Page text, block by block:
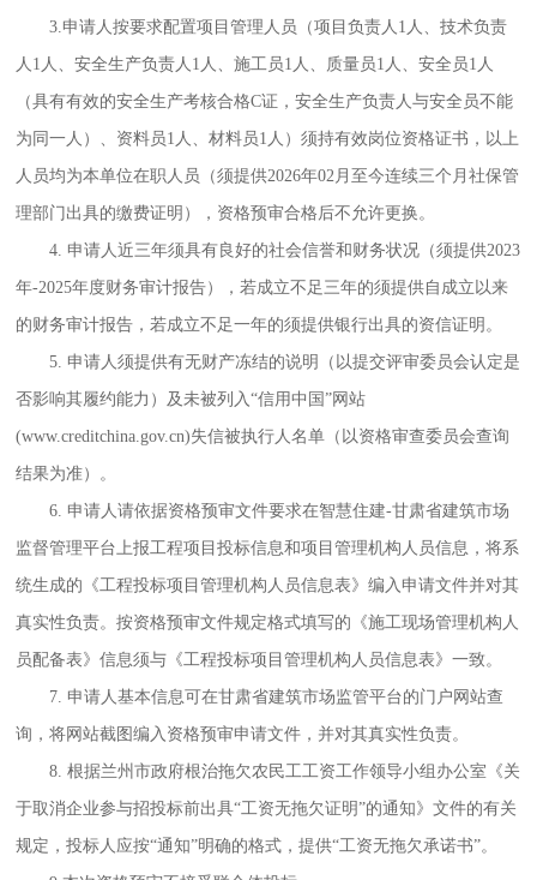
3.申请人按要求配置项目管理人员（项目负责人1人、技术负责
人1人、安全生产负责人1人、施工员1人、质量员1人、安全员1人
（具有有效的安全生产考核合格C证，安全生产负责人与安全员不能
为同一人）、资料员1人、材料员1人）须持有效岗位资格证书，以上
人员均为本单位在职人员（须提供2026年02月至今连续三个月社保管
理部门出具的缴费证明），资格预审合格后不允许更换。
4. 申请人近三年须具有良好的社会信誉和财务状况（须提供2023
年-2025年度财务审计报告），若成立不足三年的须提供自成立以来
的财务审计报告，若成立不足一年的须提供银行出具的资信证明。
5. 申请人须提供有无财产冻结的说明（以提交评审委员会认定是
否影响其履约能力）及未被列入“信用中国”网站
(www.creditchina.gov.cn)失信被执行人名单（以资格审查委员会查询
结果为准）。
6. 申请人请依据资格预审文件要求在智慧住建-甘肃省建筑市场
监督管理平台上报工程项目投标信息和项目管理机构人员信息，将系
统生成的《工程投标项目管理机构人员信息表》编入申请文件并对其
真实性负责。按资格预审文件规定格式填写的《施工现场管理机构人
员配备表》信息须与《工程投标项目管理机构人员信息表》一致。
7. 申请人基本信息可在甘肃省建筑市场监管平台的门户网站查
询，将网站截图编入资格预审申请文件，并对其真实性负责。
8. 根据兰州市政府根治拖欠农民工工资工作领导小组办公室《关
于取消企业参与招投标前出具“工资无拖欠证明”的通知》文件的有关
规定，投标人应按“通知”明确的格式，提供“工资无拖欠承诺书”。